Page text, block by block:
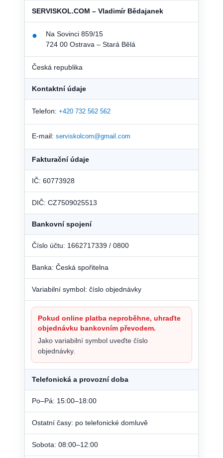
SERVISKOL.COM – Vladimír Bědajanek
●
Na Sovinci 859/15
724 00 Ostrava – Stará Bělá
Česká republika
Kontaktní údaje
Telefon: +420 732 562 562
E-mail: serviskolcom@gmail.com
Fakturační údaje
IČ: 60773928
DIČ: CZ7509025513
Bankovní spojení
Číslo účtu: 1662717339 / 0800
Banka: Česká spořitelna
Variabilní symbol: číslo objednávky
Pokud online platba neproběhne, uhraďte
objednávku bankovním převodem.
Jako variabilní symbol uveďte číslo
objednávky.
Telefonická a provozní doba
Po–Pá: 15:00–18:00
Ostatní časy: po telefonické domluvě
Sobota: 08:00–12:00